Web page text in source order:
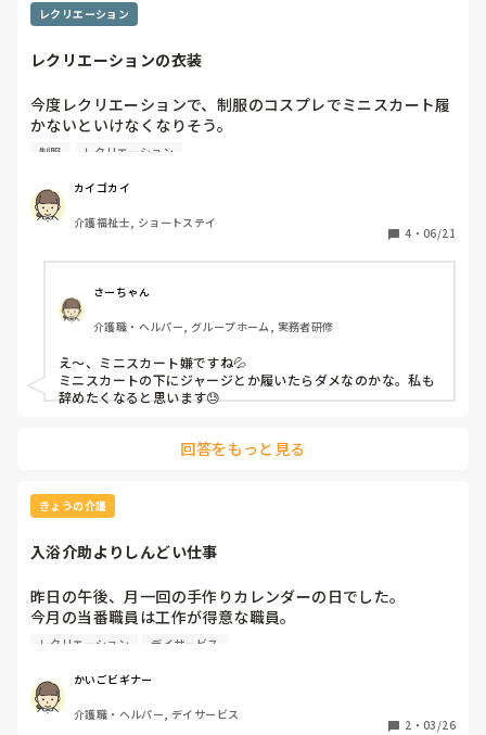
レクリエーション
レクリエーションの衣装
今度レクリエーションで、制服のコスプレでミニスカート履
かないといけなくなりそう。
普段パンツしか履かないし、スカート履きたくないんだけ
た。
制服 レクリエーション
カイゴカイ
介護福祉士, ショートステイ
4 ・ 06/21
さーちゃん
介護職・ヘルパー, グループホーム, 実務者研修
え〜、ミニスカート嫌ですね💦
ミニスカートの下にジャージとか履いたらダメなのかな。私も
辞めたくなると思います😓
回答をもっと見る
きょうの介護
入浴介助よりしんどい仕事
昨日の午後、月一回の手作りカレンダーの日でした。
今月の当番職員は工作が得意な職員。
今回は折り紙で作るパーツが難しくて、数が多くありまし
できない利用者さんが多く、ある程度の人数の職員がいて
も、できない利用者さんのパーツを教えることや作ること、
貼ることができない利用者さんたちのために、職員が代わり
レクリエーション デイサービス
かいごビギナー
介護職・ヘルパー, デイサービス
2 ・ 03/26